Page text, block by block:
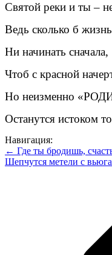
Святой реки и ты –
Ведь сколько б жизнь
Ни начинать сначала,
Чтоб с красной
Но неизменно
Останутся истоком
Навигация:
← Где ты бродишь,
Шепчутся метели с